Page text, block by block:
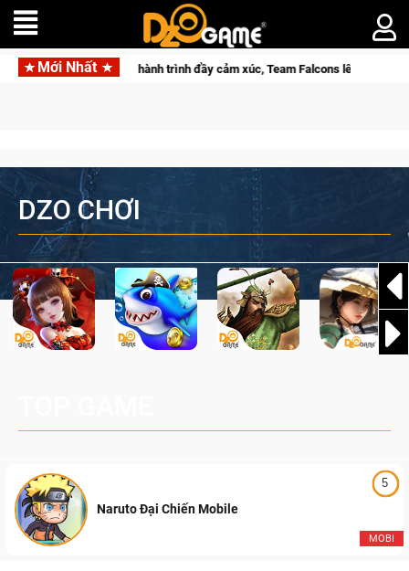
Mới Nhất
hành trình đầy cảm xúc, Team Falcons lên ngôi vô địch
DZO CHƠI
5
MOBI
Naruto Đại Chiến Mobile